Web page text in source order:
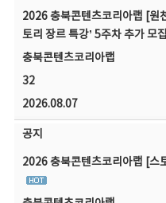
2026 충북콘텐츠코리아랩 [원
토리 장르 특강’ 5주차 추가 모
충북콘텐츠코리아랩
32
2026.08.07
공지
2026 충북콘텐츠코리아랩 [스